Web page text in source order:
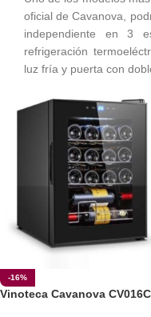
oficial de Cavanova,
independiente en 3
refrigeración
luz fría y puerta con
-16%
Vinoteca Cavanova